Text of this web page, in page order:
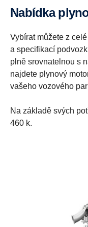
Nabídka
Vybírat můžete z
a specifikací
plně srovnatelnou s
najdete plynový
vašeho vozového
Na základě svých
460 k.